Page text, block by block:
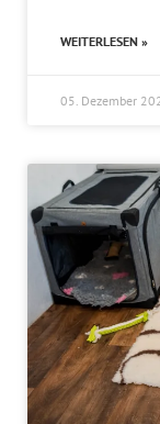
WEITERLESEN »
05. Dezember